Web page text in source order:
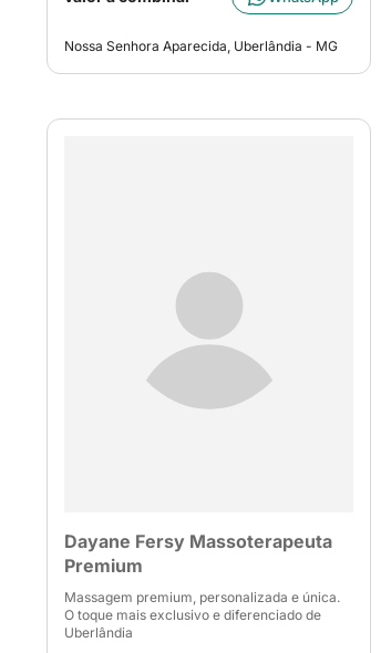
Nossa Senhora Aparecida, Uberlândia - MG
Dayane Fersy Massoterapeuta
Premium
Massagem premium, personalizada e única.
O toque mais exclusivo e diferenciado de
Uberlândia